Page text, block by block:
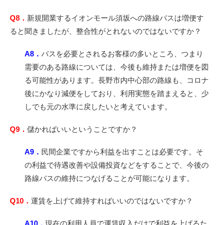
Q8． 新規開業するイオンモール須坂への路線バスは増便す
ると聞きましたが、整合性がとれないのではないですか？
A8． バスを必要とされるお客様の多いところ、つまり
需要のある路線については、今後も維持または増便を図
る可能性があります。長野市内中心部の路線も、コロナ
後にかなり減便をしており、利用実態を踏まえると、少
しでも元の水準に戻したいと考えています。
Q9． 儲かればいいということですか？
A9． 民間企業ですから利益を出すことは必要です。そ
の利益で待遇改善や設備投資などをすることで、今後の
路線バスの維持につなげることが可能になります。
Q10． 運賃を上げて維持すればいいのではないですか？
A10． 現在の利用人員で運賃収入だけで利益を上げるた